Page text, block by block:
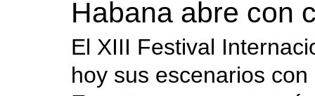
Habana abre con
El XIII Festival
hoy sus escenarios